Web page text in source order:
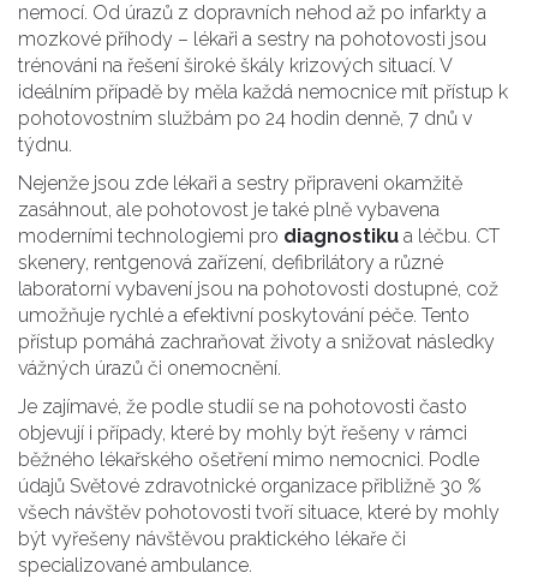
nemocí. Od úrazů z dopravních nehod až po infarkty a
mozkové příhody – lékaři a sestry na pohotovosti jsou
trénováni na řešení široké škály krizových situací. V
ideálním případě by měla každá nemocnice mít přístup k
pohotovostním službám po 24 hodin denně, 7 dnů v
týdnu.
Nejenže jsou zde lékaři a sestry připraveni okamžitě
zasáhnout, ale pohotovost je také plně vybavena
moderními technologiemi pro diagnostiku a léčbu. CT
skenery, rentgenová zařízení, defibrilátory a různé
laboratorní vybavení jsou na pohotovosti dostupné, což
umožňuje rychlé a efektivní poskytování péče. Tento
přístup pomáhá zachraňovat životy a snižovat následky
vážných úrazů či onemocnění.
Je zajímavé, že podle studií se na pohotovosti často
objevují i případy, které by mohly být řešeny v rámci
běžného lékařského ošetření mimo nemocnici. Podle
údajů Světové zdravotnické organizace přibližně 30 %
všech návštěv pohotovosti tvoří situace, které by mohly
být vyřešeny návštěvou praktického lékaře či
specializované ambulance.